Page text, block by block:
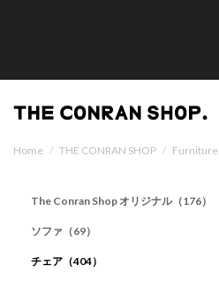
Home / THE CONRAN SHOP / Furniture
The Conran Shop オリジナル（176）
ソファ（69）
チェア（404）